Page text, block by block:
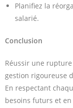
Planifiez la
salarié.
Conclusion
Réussir une
gestion rigoureuse
En respectant
besoins futurs et